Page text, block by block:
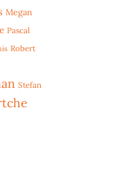
Megan
Pascal
Robert
Stefan